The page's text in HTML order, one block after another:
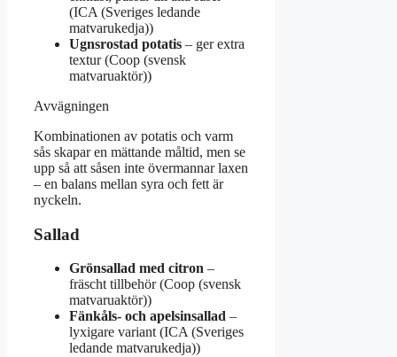
(ICA (Sveriges ledande
matvarukedja))
Ugnsrostad potatis – ger extra
textur (Coop (svensk
matvaruaktör))
Avvägningen
Kombinationen av potatis och varm
sås skapar en mättande måltid, men se
upp så att såsen inte övermannar laxen
– en balans mellan syra och fett är
nyckeln.
Sallad
Grönsallad med citron –
fräscht tillbehör (Coop (svensk
matvaruaktör))
Fänkåls- och apelsinsallad –
lyxigare variant (ICA (Sveriges
ledande matvarukedja))